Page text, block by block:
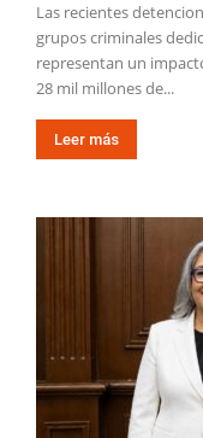
Las recientes
grupos criminales
representan un
28 mil millones de...
Leer más